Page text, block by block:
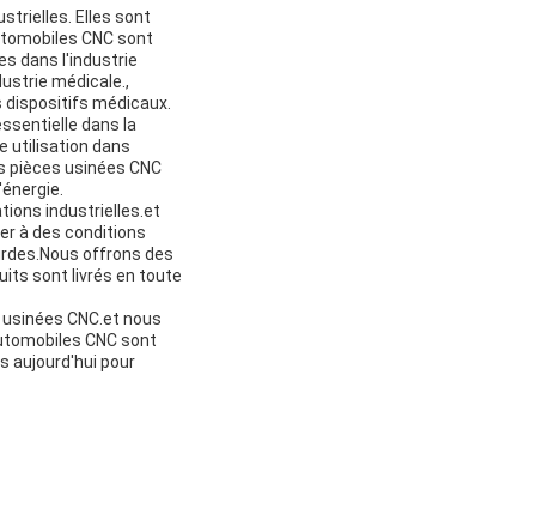
Elles sont
CNC sont
dans l'industrie
médicale.,
dispositifs médicaux.
dans la
utilisation dans
usinées CNC
industrielles.et
à des conditions
offrons des
sont livrés en toute
CNC.et nous
CNC sont
aujourd'hui pour